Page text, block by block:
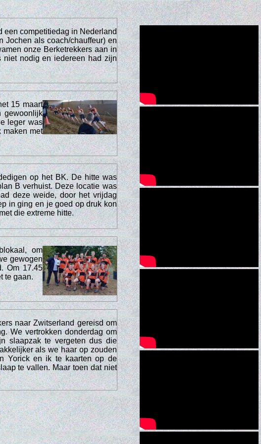
een competitiedag in Nederland
Jochen als coach/chauffeur) en
onze Berketrekkers aan in
niet nodig en iedereen had zijn
15 maart
gewoonlijk
leger was
maken met
op het BK. De hitte was
B verhuist. Deze locatie was
deze weide, door het vrijdag
in ging en je goed op druk kon
die extreme hitte.
om
gewogen
Om 17.45
te gaan.
naar Zwitserland gereisd om
We vertrokken donderdag om
slaapzak te vergeten dus die
als we haar op zouden
Yorick en ik te kaarten op de
te vallen. Maar toen dat niet